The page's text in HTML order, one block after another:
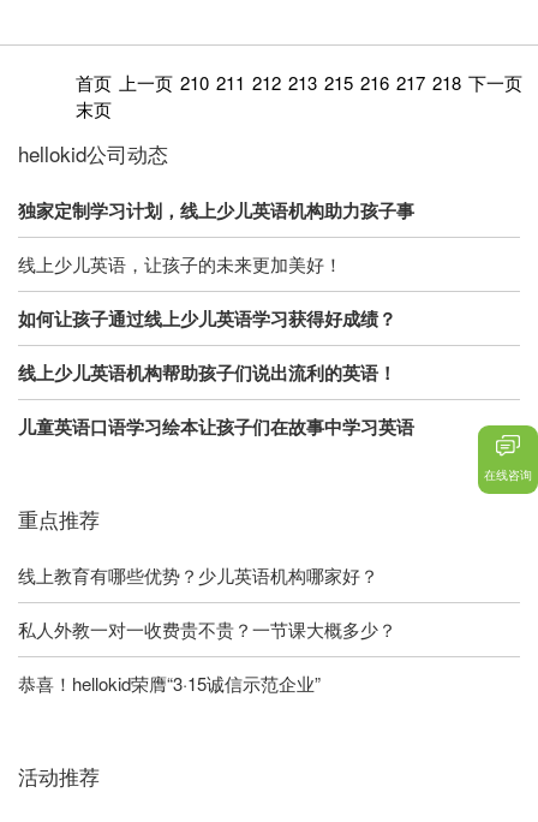
首页 上一页 210 211 212 213 215 216 217 218 下一页
末页
hellokid公司动态
独家定制学习计划，线上少儿英语机构助力孩子事
线上少儿英语，让孩子的未来更加美好！
如何让孩子通过线上少儿英语学习获得好成绩？
线上少儿英语机构帮助孩子们说出流利的英语！
儿童英语口语学习绘本让孩子们在故事中学习英语
重点推荐
线上教育有哪些优势？少儿英语机构哪家好？
私人外教一对一收费贵不贵？一节课大概多少？
恭喜！hellokid荣膺“3·15诚信示范企业”
活动推荐
在线咨询